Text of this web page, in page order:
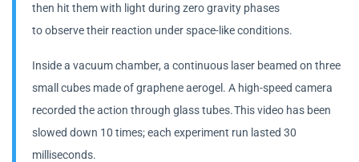
then hit them with light during zero gravity phases
to observe their reaction under space-like conditions.
Inside a vacuum chamber, a continuous laser beamed on three
small cubes made of graphene aerogel. A high-speed camera
recorded the action through glass tubes. This video has been
slowed down 10 times; each experiment run lasted 30
milliseconds.